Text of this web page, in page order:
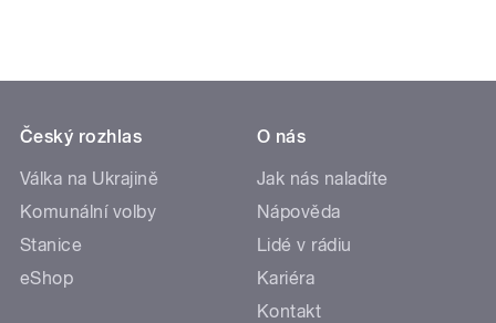
Český rozhlas
Válka na Ukrajině
Komunální volby
Stanice
eShop
O nás
Jak nás naladíte
Nápověda
Lidé v rádiu
Kariéra
Kontakt